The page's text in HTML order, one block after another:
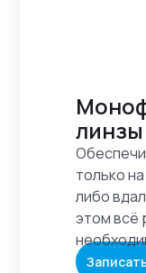
линзы
только
либо
этом всё